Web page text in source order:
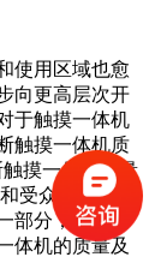
使用区域也愈
向更高层次开
于触摸一体机
触摸一体机质
摸一体机质量
受众触摸较为
部分，因此，
体机的质量及